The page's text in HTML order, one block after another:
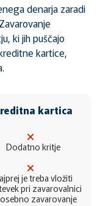
denarja zaradi
ki jih puščajo
kartice,
kartica
Dodatno kritje
je treba vložiti
pri zavarovalnici
zavarovanje